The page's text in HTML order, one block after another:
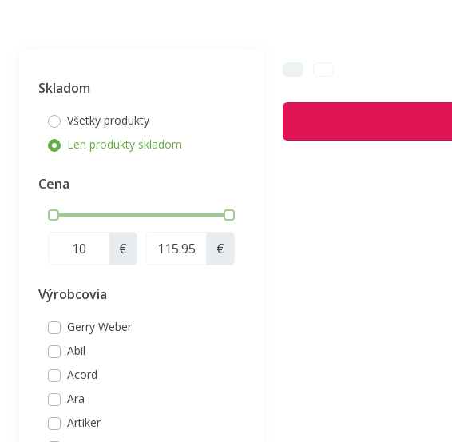
Skladom
Všetky produkty
Len produkty skladom
Cena
€ €
Výrobcovia
Gerry Weber
Abil
Acord
Ara
Artiker